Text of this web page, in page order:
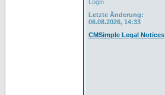
Login
Letzte Änderung:
06.08.2026, 14:33
CMSimple Legal Notices